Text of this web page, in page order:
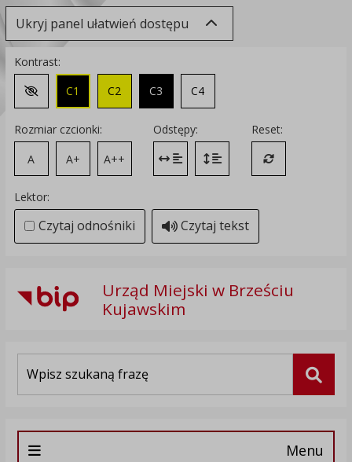
Ukryj panel ułatwień dostępu
Kontrast:
Zmień kontrast na domyślny
C1 C2 C3 C4
Rozmiar czcionki:
A
A+ A++
Odstępy:
Zmień odstęp między literami
Zmień interlinię i margines
Reset:
Przywróć
Lektor:
Czytaj odnośniki Czytaj tekst
Urząd Miejski w Brześciu
Kujawskim
Menu